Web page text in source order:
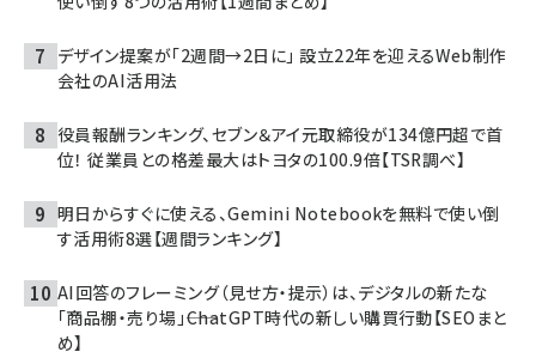
デザイン提案が「2週間→2日に」 設立22年を迎えるWeb制作
会社のAI活用法
役員報酬ランキング、セブン＆アイ元取締役が134億円超で首
位！ 従業員との格差最大はトヨタの100.9倍【TSR調べ】
明日からすぐに使える、Gemini Notebookを無料で使い倒
す活用術8選【週間ランキング】
AI回答のフレーミング（見せ方・提示）は、デジタルの新たな
「商品棚・売り場」――ChatGPT時代の新しい購買行動【SEOまと
め】